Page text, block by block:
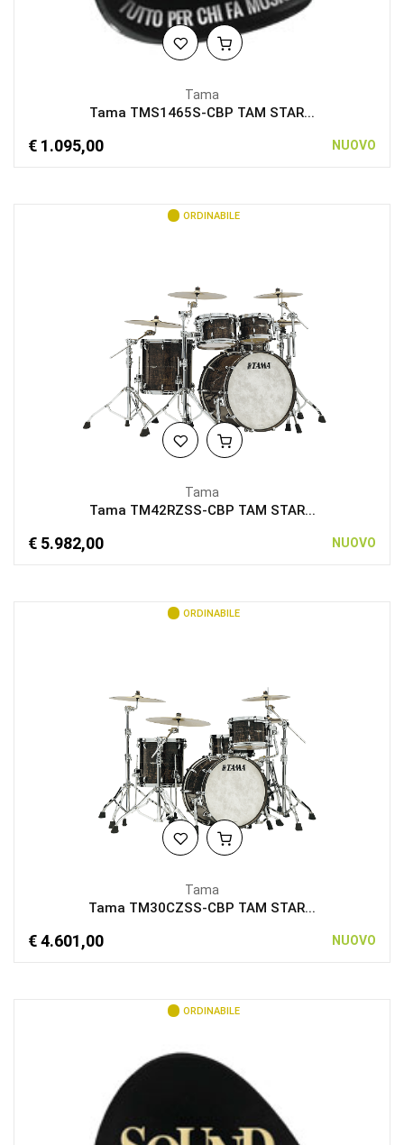
Tama
Tama TMS1465S-CBP TAM STAR...
€ 1.095,00 NUOVO
ORDINABILE
Tama
Tama TM42RZSS-CBP TAM STAR...
€ 5.982,00 NUOVO
ORDINABILE
Tama
Tama TM30CZSS-CBP TAM STAR...
€ 4.601,00 NUOVO
ORDINABILE